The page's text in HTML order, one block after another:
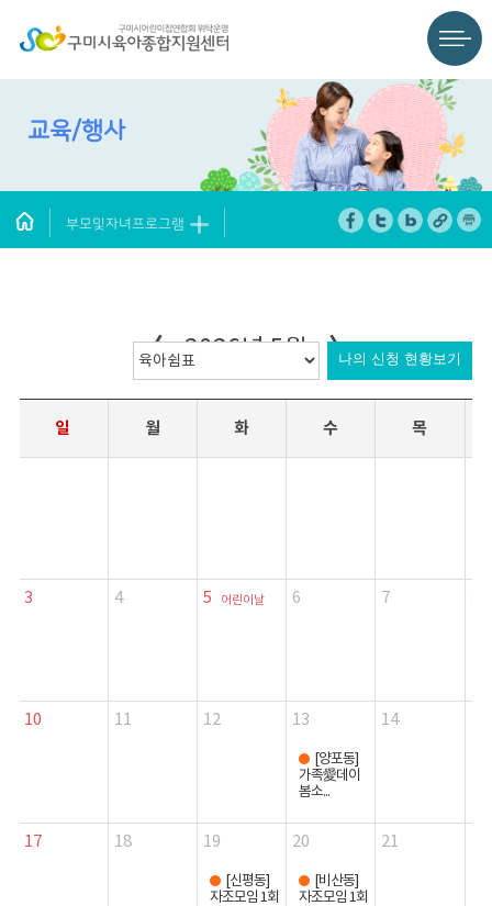
교육/행사
부모및자녀프로그램
〈 2026년 5월 〉
나의 신청 현황보기
일 월 화 수 목
3 4 5 어린이날 6 7
10 11 12 13
[양포동]
가족愛데이
봄소...
14
17 18 19
[신평동]
자조모임 1회
20
[비산동]
자조모임 1회
21